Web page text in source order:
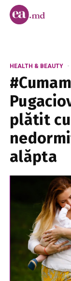
HEALTH & BEAUTY
plătit
alăpta